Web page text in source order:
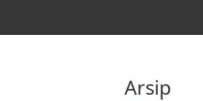
Arsip